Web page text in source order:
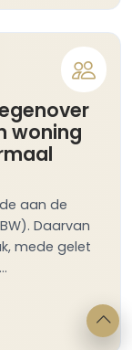
woning
aan de
Daarvan
mede gelet